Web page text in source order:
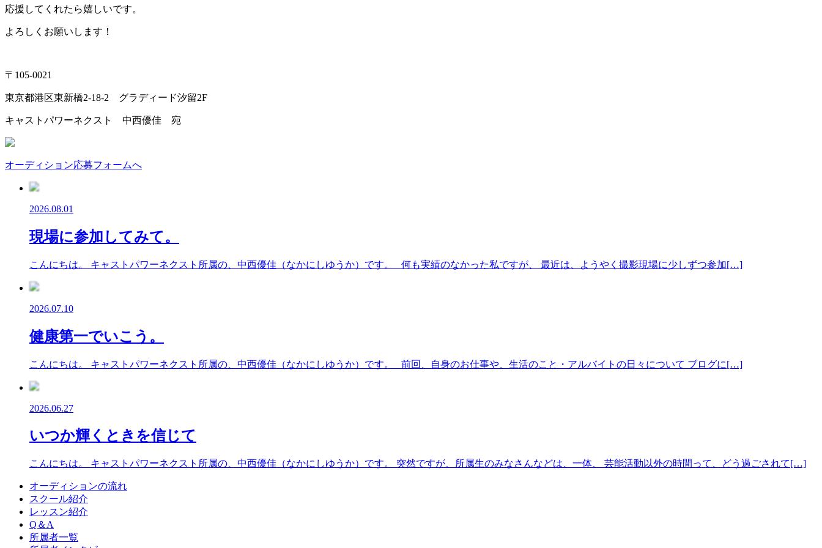
応援してくれたら嬉しいです。
よろしくお願いします！
〒105-0021
東京都港区東新橋2-18-2 グラディード汐留2F
キャストパワーネクスト 中西優佳 宛
オーディション応募フォームへ
2026.08.01
現場に参加してみて。
こんにちは。 キャストパワーネクスト所属の、中西優佳（なかにしゆうか）です。 何も実績のなかった私ですが、 最近は、ようやく撮影現場に少しずつ参加[…]
2026.07.10
健康第一でいこう。
こんにちは。 キャストパワーネクスト所属の、中西優佳（なかにしゆうか）です。 前回、自身のお仕事や、生活のこと・アルバイトの日々について ブログに[…]
2026.06.27
いつか輝くときを信じて
こんにちは。 キャストパワーネクスト所属の、中西優佳（なかにしゆうか）です。 突然ですが、所属生のみなさんなどは、一体、 芸能活動以外の時間って、どう過ごされて[…]
オーディションの流れ
スクール紹介
レッスン紹介
Q＆A
所属者一覧